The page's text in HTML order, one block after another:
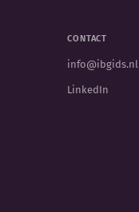
CONTACT
info@ibgids.nl
LinkedIn